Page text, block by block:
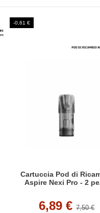
-0,61 €
Cartuccia Pod di
Aspire Nexi Pro - 2
6,89 € 7,50 €